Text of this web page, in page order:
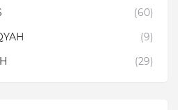
(60)
(9)
(29)